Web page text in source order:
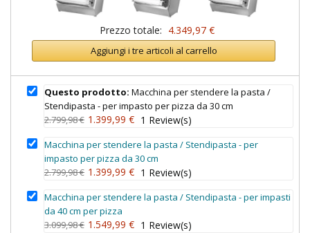
Prezzo totale: 4.349,97 €
Aggiungi i tre articoli al carrello
Questo prodotto: Macchina per stendere la pasta /
Stendipasta - per impasto per pizza da 30 cm
2.799,98 € 1.399,99 € 1 Review(s)
Macchina per stendere la pasta / Stendipasta - per
impasto per pizza da 30 cm
2.799,98 € 1.399,99 € 1 Review(s)
Macchina per stendere la pasta / Stendipasta - per impasti
da 40 cm per pizza
3.099,98 € 1.549,99 € 1 Review(s)